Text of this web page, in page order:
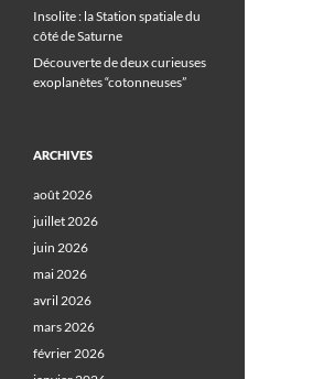
Insolite : la Station spatiale du
côté de Saturne
Découverte de deux curieuses
exoplanètes “cotonneuses”
ARCHIVES
août 2026
juillet 2026
juin 2026
mai 2026
avril 2026
mars 2026
février 2026